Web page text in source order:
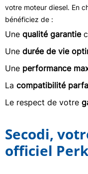
votre moteur diesel. En
bénéficiez de :
Une qualité garantie
Une durée de vie
Une performance
La compatibilité
Le respect de votre
Secodi,
officiel